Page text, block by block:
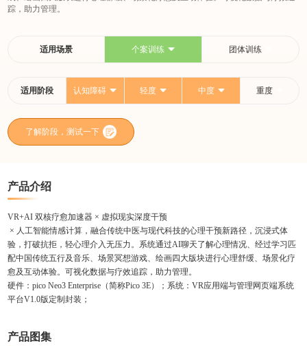
踪，助力管理。
适用场景 个案训练 团体训练
适用阶段 认知障碍 轻度 中度 重度
了解阶段，测试一下
产品介绍
VR+AI 双核疗愈加速器 × 虚拟现实深度干预
× 人工智能情感计算，融合传统中医与现代科技的心理干预新路径，沉浸式体
验，打破抗拒，轻心理介入无压力。系统通过AI聊天了解心理情况、经过学习匹
配中国传统五行及音乐、场景冥想游戏、绘画四大版块进行心理舒缓、场景化疗
愈及互动体验。可视化数据与疗效追踪，助力管理。
硬件：pico Neo3 Enterprise（简称Pico 3E）；系统：VR应用端与管理网页端系统
平台V1.0版定制封装；
产品图集